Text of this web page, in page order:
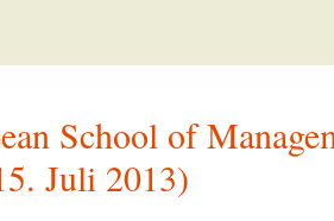
School of
Juli 2013)